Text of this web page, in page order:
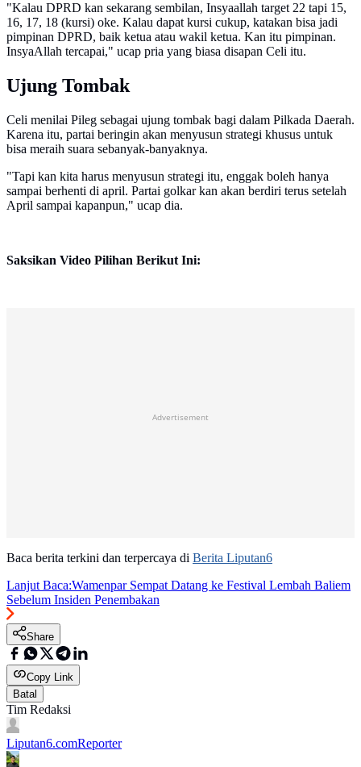
"Kalau DPRD kan sekarang sembilan, Insyaallah target 22 tapi 15,
16, 17, 18 (kursi) oke. Kalau dapat kursi cukup, katakan bisa jadi
pimpinan DPRD, baik ketua atau wakil ketua. Kan itu pimpinan.
InsyaAllah tercapai," ucap pria yang biasa disapan Celi itu.
Ujung Tombak
Celi menilai Pileg sebagai ujung tombak bagi dalam Pilkada Daerah.
Karena itu, partai beringin akan menyusun strategi khusus untuk
bisa meraih suara sebanyak-banyaknya.
"Tapi kan kita harus menyusun strategi itu, enggak boleh hanya
sampai berhenti di april. Partai golkar kan akan berdiri terus setelah
April sampai kapanpun," ucap dia.
Saksikan Video Pilihan Berikut Ini:
Advertisement
Baca berita terkini dan terpercaya di Berita Liputan6
Lanjut Baca:Wamenpar Sempat Datang ke Festival Lembah Baliem
Sebelum Insiden Penembakan
Share
Copy Link
Batal
Tim Redaksi
Liputan6.comReporter